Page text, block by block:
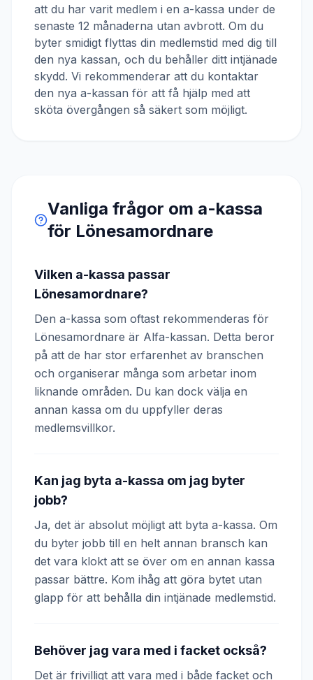
att du har varit medlem i en a-kassa under de
senaste 12 månaderna utan avbrott. Om du
byter smidigt flyttas din medlemstid med dig till
den nya kassan, och du behåller ditt intjänade
skydd. Vi rekommenderar att du kontaktar
den nya a-kassan för att få hjälp med att
sköta övergången så säkert som möjligt.
Vanliga frågor om a-kassa
för Lönesamordnare
Vilken a-kassa passar
Lönesamordnare?
Den a-kassa som oftast rekommenderas för
Lönesamordnare är Alfa-kassan. Detta beror
på att de har stor erfarenhet av branschen
och organiserar många som arbetar inom
liknande områden. Du kan dock välja en
annan kassa om du uppfyller deras
medlemsvillkor.
Kan jag byta a-kassa om jag byter
jobb?
Ja, det är absolut möjligt att byta a-kassa. Om
du byter jobb till en helt annan bransch kan
det vara klokt att se över om en annan kassa
passar bättre. Kom ihåg att göra bytet utan
glapp för att behålla din intjänade medlemstid.
Behöver jag vara med i facket också?
Det är frivilligt att vara med i både facket och